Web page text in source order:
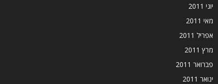
יוני 2011
מאי 2011
אפריל 2011
מרץ 2011
פברואר 2011
ינואר 2011